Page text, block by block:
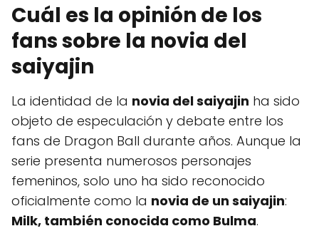
Cuál es la opinión de los
fans sobre la novia del
saiyajin
La identidad de la novia del saiyajin ha sido
objeto de especulación y debate entre los
fans de Dragon Ball durante años. Aunque la
serie presenta numerosos personajes
femeninos, solo uno ha sido reconocido
oficialmente como la novia de un saiyajin:
Milk, también conocida como Bulma.